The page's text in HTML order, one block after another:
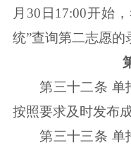
月30日17:00开始
统”查询第二志愿的
第三十二条 单
按照要求及时发布
第三十三条 单